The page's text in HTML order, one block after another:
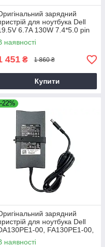
зарядний
для ноутбука Dell
6.7A 130W 7.4*5.0 pin
(PA-4E)
наявності
451 ₴ 1 860 ₴
Купити
зарядний
для ноутбука Dell
00, FA130PE1-00,
наявності